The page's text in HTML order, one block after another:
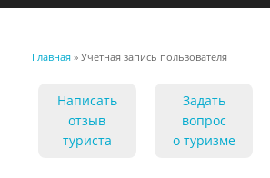
Главная » Учётная запись пользователя
Написать
отзыв
туриста
Задать
вопрос
о туризме